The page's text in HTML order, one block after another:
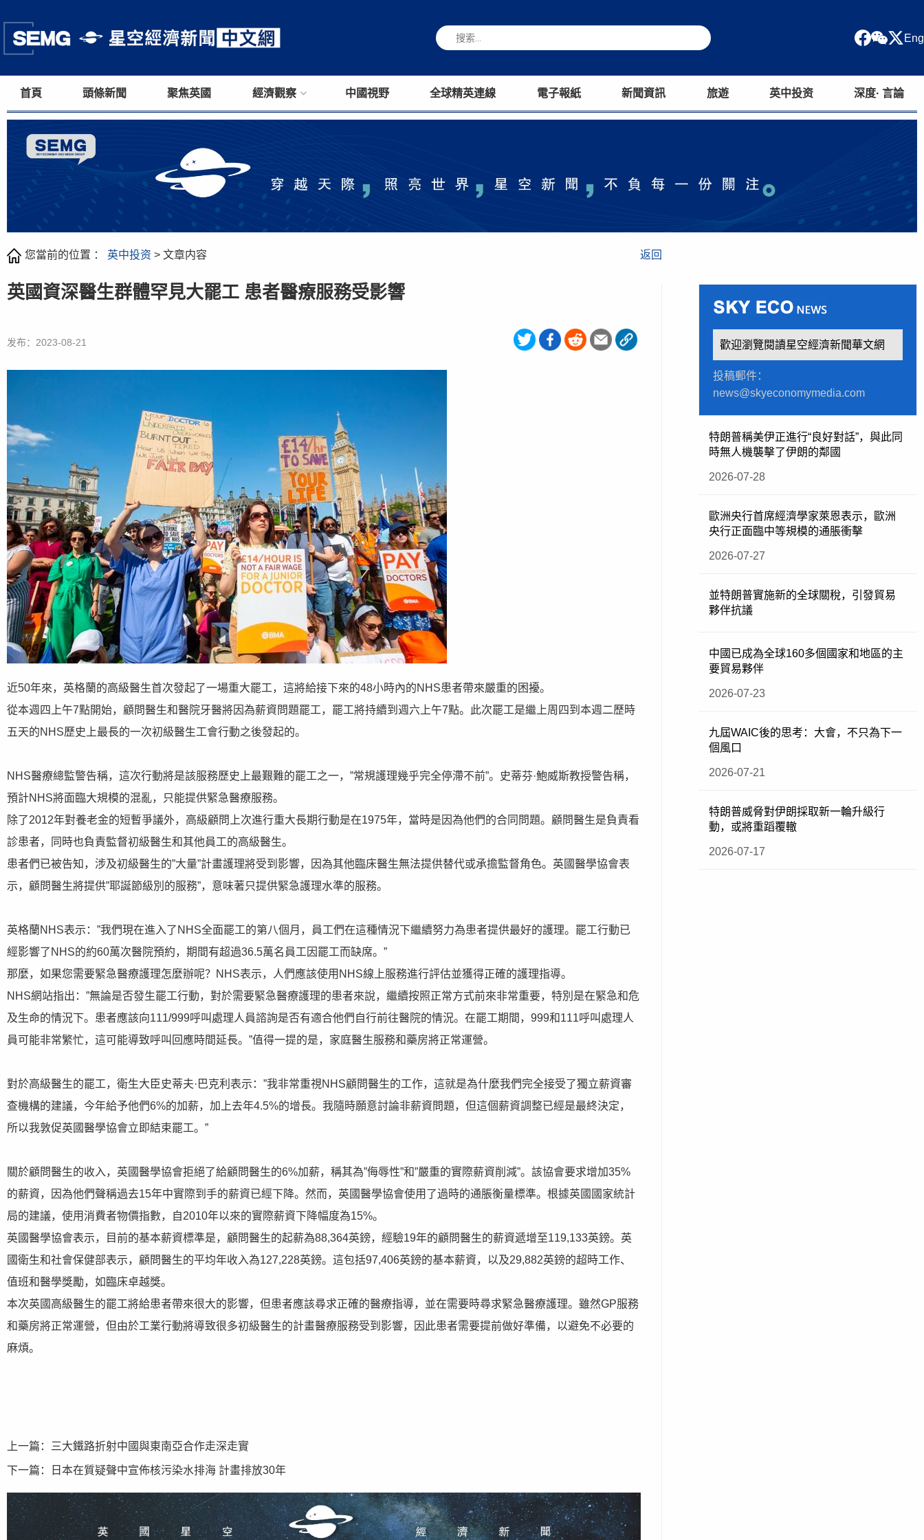
Eng
首頁 頭條新聞 聚焦英國 經濟觀察 中國視野 全球精英連線 電子報紙 新聞資訊 旅遊 英中投资 深度· 言論
您當前的位置 ： 英中投资 > 文章内容 返回
英國資深醫生群體罕見大罷工 患者醫療服務受影響
发布：2023-08-21
近50年來，英格蘭的高級醫生首次發起了一場重大罷工，這將給接下來的48小時內的NHS患者帶來嚴重的困擾。
從本週四上午7點開始，顧問醫生和醫院牙醫將因為薪資問題罷工，罷工將持續到週六上午7點。此次罷工是繼上周四到本週二歷時
五天的NHS歷史上最長的一次初級醫生工會行動之後發起的。
NHS醫療總監警告稱，這次行動將是該服務歷史上最艱難的罷工之一，”常規護理幾乎完全停滯不前”。史蒂芬·鮑威斯教授警告稱，
預計NHS將面臨大規模的混亂，只能提供緊急醫療服務。
除了2012年對養老金的短暫爭議外，高級顧問上次進行重大長期行動是在1975年，當時是因為他們的合同問題。顧問醫生是負責看
診患者，同時也負責監督初級醫生和其他員工的高級醫生。
患者們已被告知，涉及初級醫生的”大量”計畫護理將受到影響，因為其他臨床醫生無法提供替代或承擔監督角色。英國醫學協會表
示，顧問醫生將提供”耶誕節級別的服務”，意味著只提供緊急護理水準的服務。
英格蘭NHS表示：”我們現在進入了NHS全面罷工的第八個月，員工們在這種情況下繼續努力為患者提供最好的護理。罷工行動已
經影響了NHS的約60萬次醫院預約，期間有超過36.5萬名員工因罷工而缺席。”
那麼，如果您需要緊急醫療護理怎麼辦呢？NHS表示，人們應該使用NHS線上服務進行評估並獲得正確的護理指導。
NHS網站指出：”無論是否發生罷工行動，對於需要緊急醫療護理的患者來說，繼續按照正常方式前來非常重要，特別是在緊急和危
及生命的情況下。患者應該向111/999呼叫處理人員諮詢是否有適合他們自行前往醫院的情況。在罷工期間，999和111呼叫處理人
員可能非常繁忙，這可能導致呼叫回應時間延長。”值得一提的是，家庭醫生服務和藥房將正常運營。
對於高級醫生的罷工，衛生大臣史蒂夫·巴克利表示：”我非常重視NHS顧問醫生的工作，這就是為什麼我們完全接受了獨立薪資審
查機構的建議，今年給予他們6%的加薪，加上去年4.5%的增長。我隨時願意討論非薪資問題，但這個薪資調整已經是最終決定，
所以我敦促英國醫學協會立即結束罷工。”
關於顧問醫生的收入，英國醫學協會拒絕了給顧問醫生的6%加薪，稱其為”侮辱性”和”嚴重的實際薪資削減”。該協會要求增加35%
的薪資，因為他們聲稱過去15年中實際到手的薪資已經下降。然而，英國醫學協會使用了過時的通脹衡量標準。根據英國國家統計
局的建議，使用消費者物價指數，自2010年以來的實際薪資下降幅度為15%。
英國醫學協會表示，目前的基本薪資標準是，顧問醫生的起薪為88,364英鎊，經驗19年的顧問醫生的薪資遞增至119,133英鎊。英
國衛生和社會保健部表示，顧問醫生的平均年收入為127,228英鎊。這包括97,406英鎊的基本薪資，以及29,882英鎊的超時工作、
值班和醫學獎勵，如臨床卓越獎。
本次英國高級醫生的罷工將給患者帶來很大的影響，但患者應該尋求正確的醫療指導，並在需要時尋求緊急醫療護理。雖然GP服務
和藥房將正常運營，但由於工業行動將導致很多初級醫生的計畫醫療服務受到影響，因此患者需要提前做好準備，以避免不必要的
麻煩。
上一篇： 三大鐵路折射中國與東南亞合作走深走實
下一篇： 日本在質疑聲中宣佈核污染水排海 計畫排放30年
歡迎瀏覽閱讀星空經濟新聞華文網
投稿郵件：
news@skyeconomymedia.com
特朗普稱美伊正進行“良好對話”，與此同
時無人機襲擊了伊朗的鄰國
2026-07-28
歐洲央行首席經濟學家萊恩表示，歐洲
央行正面臨中等規模的通脹衝擊
2026-07-27
並特朗普實施新的全球關稅，引發貿易
夥伴抗議
中國已成為全球160多個國家和地區的主
要貿易夥伴
2026-07-23
九屆WAIC後的思考：大會，不只為下一
個風口
2026-07-21
特朗普威脅對伊朗採取新一輪升級行
動，或將重蹈覆轍
2026-07-17